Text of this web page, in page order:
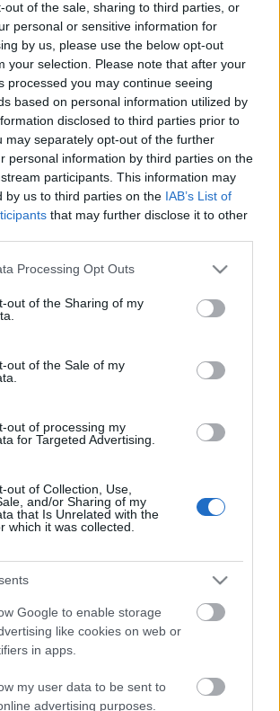
out of the sale, sharing to third parties, or
personal or sensitive information for
by us, please use the below opt-out
your selection. Please note that after your
processed you may continue seeing
based on personal information utilized by
disclosed to third parties prior to
may separately opt-out of the further
personal information by third parties on the
participants. This information may
by us to third parties on the IAB’s List of
that may further disclose it to other
website/app uses one or more Google
visit or usage behaviour. You may click to
to Google and its third-party tags to
below specified purposes in below Google
Processing Opt Outs
out of the Sharing of my
out of the Sale of my
out of processing my
for Targeted Advertising.
out of Collection, Use,
and/or Sharing of my
that Is Unrelated with the
which it was collected.
Google to enable storage
like cookies on web or
in apps.
my user data to be sent to
advertising purposes.
és/vagy azzal, hogy a
egy várhatóan kialakuló
könnyebb átvészelésére.
frusztráció sokk felkészítés
bántalmak kínozzák? A
is segíthetnek!
hely